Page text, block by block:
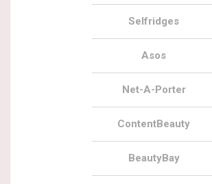
Selfridges
Asos
Net-A-Porter
ContentBeauty
BeautyBay